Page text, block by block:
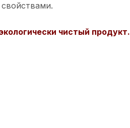
чистый продукт.